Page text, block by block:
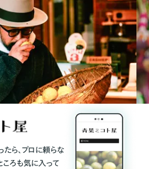
たら、プロに頼らな
ころも気に入って